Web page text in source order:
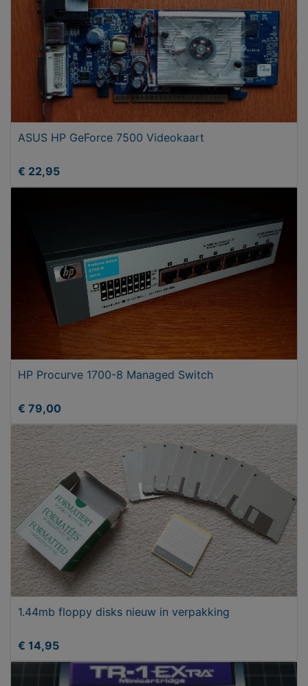
ASUS HP GeForce 7500 Videokaart
€ 22,95
HP Procurve 1700-8 Managed Switch
€ 79,00
1.44mb floppy disks nieuw in verpakking
€ 14,95